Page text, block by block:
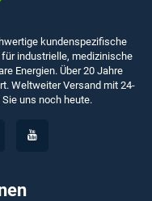
kundenspezifische
industrielle, medizinische
Energien. Über 20 Jahre
Weltweiter Versand mit 24-
uns noch heute.